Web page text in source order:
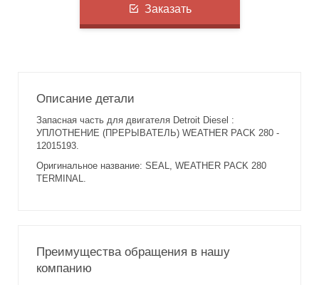
Заказать
Описание детали
Запасная часть для двигателя Detroit Diesel :
УПЛОТНЕНИЕ (ПРЕРЫВАТЕЛЬ) WEATHER PACK 280 -
12015193.
Оригинальное название: SEAL, WEATHER PACK 280
TERMINAL.
Преимущества обращения в нашу
компанию